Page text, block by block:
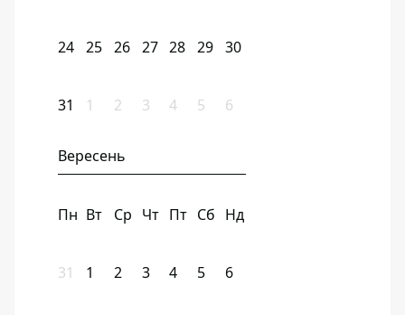
24 25 26 27 28 29 30
31 1 2 3 4 5 6
Вересень
Пн Вт Ср Чт Пт Сб Нд
31 1 2 3 4 5 6